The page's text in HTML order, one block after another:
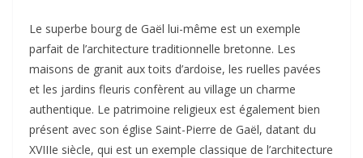
Le superbe bourg de Gaël lui-même est un exemple
parfait de l’architecture traditionnelle bretonne. Les
maisons de granit aux toits d’ardoise, les ruelles pavées
et les jardins fleuris confèrent au village un charme
authentique. Le patrimoine religieux est également bien
présent avec son église Saint-Pierre de Gaël, datant du
XVIIIe siècle, qui est un exemple classique de l’architecture